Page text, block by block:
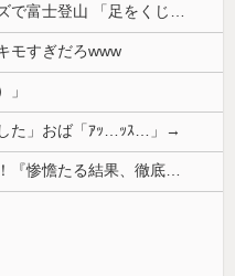
ドイツ人男性がランニングシューズで富士登山 「足をくじいて動けない」
モすぎだろwww
」
た」おば「ｱｯ…ｯｽ…」→
韓国人「安貞桓が韓国代表に激怒！『惨憺たる結果、徹底的な刷新が必要だ』と監督や協会を痛烈批判」